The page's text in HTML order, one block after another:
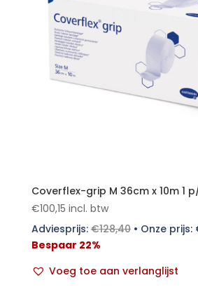
Coverflex-grip M 36cm x 10m 1
€100,15 incl. btw
Adviesprijs:€128,40• Onze prijs:
Bespaar 22%
Voeg toe aan verlanglijst